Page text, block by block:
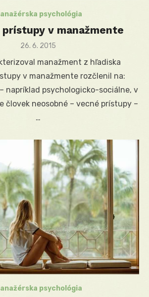
psychológia
prístupy v manažmente
Posted
26. 6. 2015
manažment z hľadiska
v manažmente rozčlenil na:
napríklad psychologicko-sociálne, v
človek neosobné – vecné prístupy –
…
psychológia